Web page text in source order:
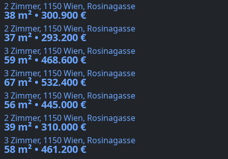
2 Zimmer, 1150 Wien, Rosinagasse
38 m² • 300.900 €
2 Zimmer, 1150 Wien, Rosinagasse
37 m² • 293.200 €
3 Zimmer, 1150 Wien, Rosinagasse
59 m² • 468.600 €
3 Zimmer, 1150 Wien, Rosinagasse
67 m² • 532.400 €
3 Zimmer, 1150 Wien, Rosinagasse
56 m² • 445.000 €
2 Zimmer, 1150 Wien, Rosinagasse
39 m² • 310.000 €
3 Zimmer, 1150 Wien, Rosinagasse
58 m² • 461.200 €